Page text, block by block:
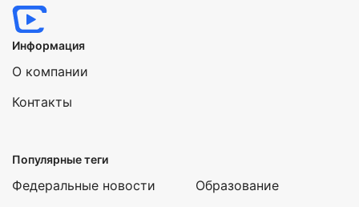
Информация
О компании
Контакты
Популярные теги
Федеральные новости
Образование